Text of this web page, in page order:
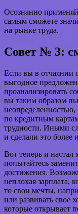
Осознанно
самым сможете
на рынке труда.
Совет № 3:
Если вы в отчаянии
выгодное
проанализировать
вы таким образом
неопределенностью,
по кредитным
трудности. Иными
и сделали это более
Вот теперь и
попытайтесь
достижения.
неплохая зарплата,
то свои мечты,
или развивать свое
которые открывает